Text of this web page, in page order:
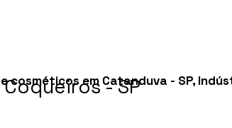
cosméticos em Catanduva - SP,
- SP